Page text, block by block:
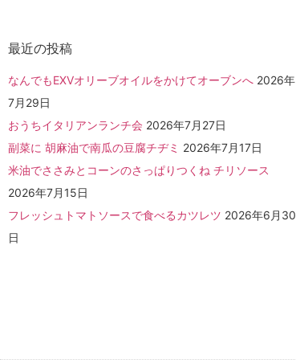
最近の投稿
なんでもEXVオリーブオイルをかけてオーブンへ 2026年
7月29日
おうちイタリアンランチ会 2026年7月27日
副菜に 胡麻油で南瓜の豆腐チヂミ 2026年7月17日
米油でささみとコーンのさっぱりつくね チリソース
2026年7月15日
フレッシュトマトソースで食べるカツレツ 2026年6月30
日